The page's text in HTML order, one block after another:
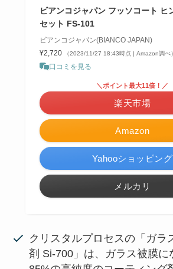
ビアンコジャパン フッソコート ヒ
セット FS-101
ビアンコジャパン(BIANCO JAPAN)
¥2,720
（2023/11/27 18:43時点 | Amazon調べ）
口コミを見る
Amazon
＼ポイント最大11倍！／
楽天市場
Yahooショッピング
メルカリ
クリスタルプロセスの「ガラ
剤 Si-700」は、ガラス被膜に